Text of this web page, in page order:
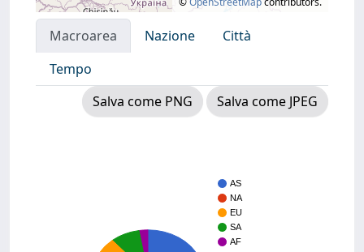
Macroarea Nazione
Città
Tempo
Salva come PNG
Salva come JPEG
AS
NA
EU
SA
AF